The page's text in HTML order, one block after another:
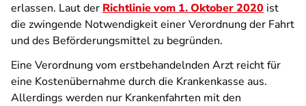
erlassen. Laut der Richtlinie vom 1. Oktober 2020 ist
die zwingende Notwendigkeit einer Verordnung der Fahrt
und des Beförderungsmittel zu begründen.
Eine Verordnung vom erstbehandelnden Arzt reicht für
eine Kostenübernahme durch die Krankenkasse aus.
Allerdings werden nur Krankenfahrten mit den